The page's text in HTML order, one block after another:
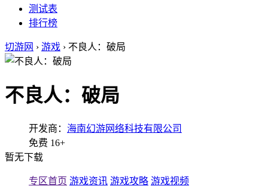
测试表
排行榜
切游网 › 游戏 › 不良人：破局
不良人：破局
开发商： 海南幻游网络科技有限公司
免费 16+
暂无下载
专区首页 游戏资讯 游戏攻略 游戏视频